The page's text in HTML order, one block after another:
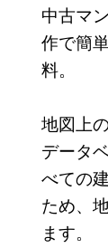
中古マ
作で簡
料。
地図上
データ
べての
ため、
ます。